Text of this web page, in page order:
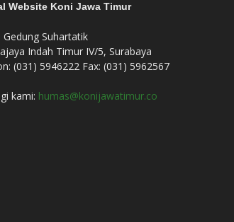
Website Koni Jawa Timur
Gedung Suhartatik
Indah Timur IV/5, Surabaya
(031) 5946222 Fax: (031) 5962567
kami: humas@konijawatimur.co